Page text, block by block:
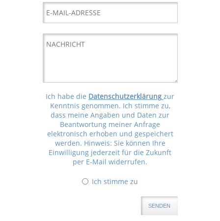
Ich habe die Datenschutzerklärung zur
Kenntnis genommen. Ich stimme zu,
dass meine Angaben und Daten zur
Beantwortung meiner Anfrage
elektronisch erhoben und gespeichert
werden. Hinweis: Sie können Ihre
Einwilligung jederzeit für die Zukunft
per E-Mail widerrufen.
Ich stimme zu
SENDEN